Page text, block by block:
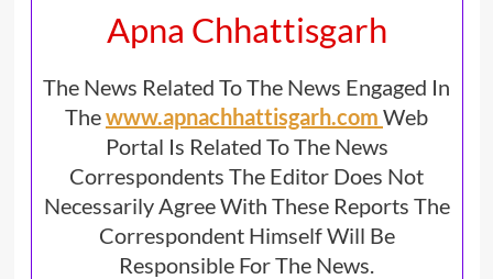
Apna Chhattisgarh
The News Related To The News Engaged In
Thewww.apnachhattisgarh.com Web
Portal Is Related To The News
Correspondents The Editor Does Not
Necessarily Agree With These Reports The
Correspondent Himself Will Be
Responsible For The News.